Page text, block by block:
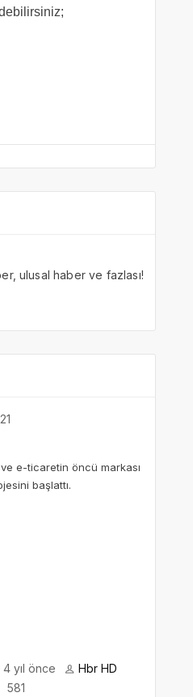
ulusal haber ve fazlası!
e-ticaretin öncü markası
başlattı.
4 yıl önce
Hbr HD
581